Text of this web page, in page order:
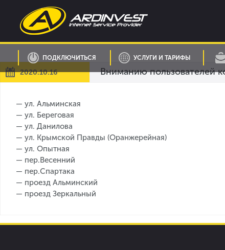
content
ПОДКЛЮЧИТЬСЯ УСЛУГИ И ТАРИФЫ
2020.10.16 Вниманию пользователей
— ул. Альминская
— ул. Береговая
— ул. Данилова
— ул. Крымской Правды (Оранжерейная)
— ул. Опытная
— пер.Весенний
— пер.Спартака
— проезд Альминский
— проезд Зеркальный